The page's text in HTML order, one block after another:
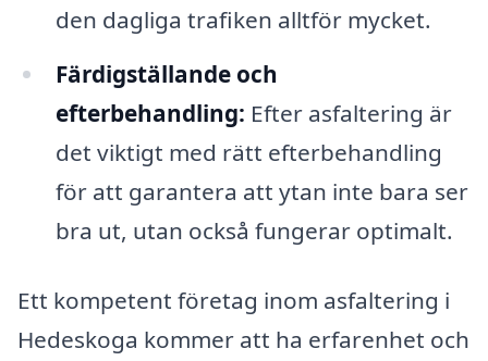
den dagliga trafiken alltför mycket.
Färdigställande och
efterbehandling: Efter asfaltering är
det viktigt med rätt efterbehandling
för att garantera att ytan inte bara ser
bra ut, utan också fungerar optimalt.
Ett kompetent företag inom asfaltering i
Hedeskoga kommer att ha erfarenhet och